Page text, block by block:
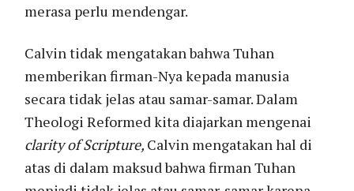
merasa perlu mendengar.
Calvin tidak mengatakan bahwa Tuhan
memberikan firman-Nya kepada manusia
secara tidak jelas atau samar-samar. Dalam
Theologi Reformed kita diajarkan mengenai
clarity of Scripture, Calvin mengatakan hal di
atas di dalam maksud bahwa firman Tuhan